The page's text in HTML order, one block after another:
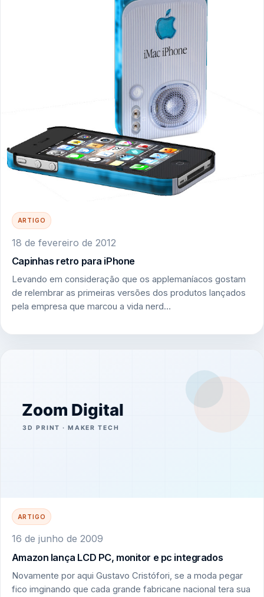
ARTIGO
18 de fevereiro de 2012
Capinhas retro para iPhone
Levando em consideração que os applemaníacos gostam
de relembrar as primeiras versões dos produtos lançados
pela empresa que marcou a vida nerd…
ARTIGO
16 de junho de 2009
Amazon lança LCD PC, monitor e pc integrados
Novamente por aqui Gustavo Cristófori, se a moda pegar
fico imginando que cada grande fabricane nacional tera sua